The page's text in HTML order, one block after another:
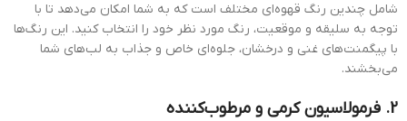
شامل چندین رنگ قهوه‌ای مختلف است که به شما امکان می‌دهد تا با
توجه به سلیقه و موقعیت، رنگ مورد نظر خود را انتخاب کنید. این رنگ‌ها
با پیگمنت‌های غنی و درخشان، جلوه‌ای خاص و جذاب به لب‌های شما
می‌بخشند.
2. فرمولاسیون کرمی و مرطوب‌کننده